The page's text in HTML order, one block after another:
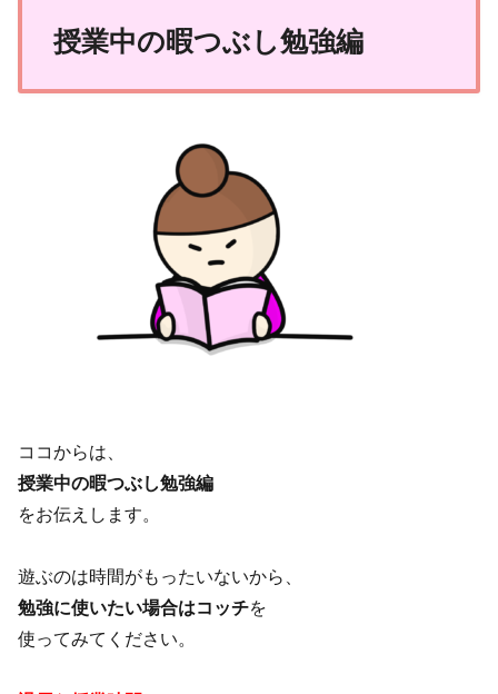
授業中の暇つぶし勉強編
ココからは、
授業中の暇つぶし勉強編
をお伝えします。
遊ぶのは時間がもったいないから、
勉強に使いたい場合はコッチを
使ってみてください。